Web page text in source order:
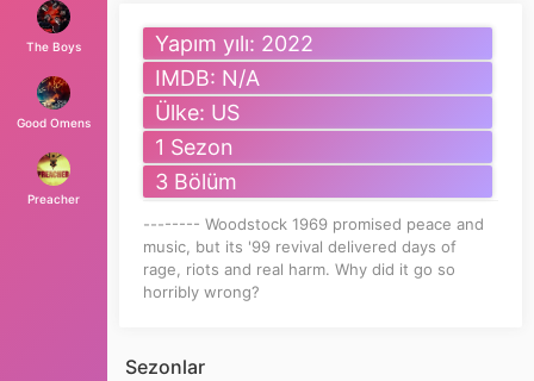
The Boys
Good Omens
Preacher
Yapım yılı: 2022
IMDB: N/A
Ülke: US
1 Sezon
3 Bölüm
-------- Woodstock 1969 promised peace and
music, but its '99 revival delivered days of
rage, riots and real harm. Why did it go so
horribly wrong?
Sezonlar